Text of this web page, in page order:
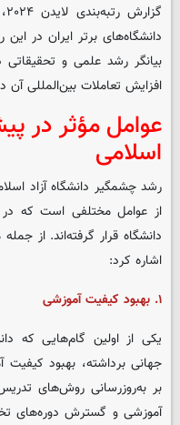
دانشگاه‌های برتر ایران در
بیانگر رشد علمی و تحقیقاتی
افزایش تعاملات بین‌المللی
عوامل مؤثر در
اسلامی
رشد چشمگیر دانشگاه آزاد
از عوامل مختلفی است که
دانشگاه قرار گرفته‌اند. از
اشاره کرد:
۱. بهبود کیفیت آموزشی
یکی از اولین گام‌هایی که
جهانی برداشته، بهبود
بر به‌روزرسانی روش‌های
آموزشی و گسترش دوره‌های